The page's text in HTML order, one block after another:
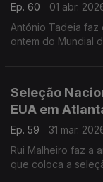
Ep. 60
01 abr.
António Tadeia
ontem do Mundial
Seleção
EUA em
Ep. 59
31 mar.
Rui Malheiro faz a
que coloca a